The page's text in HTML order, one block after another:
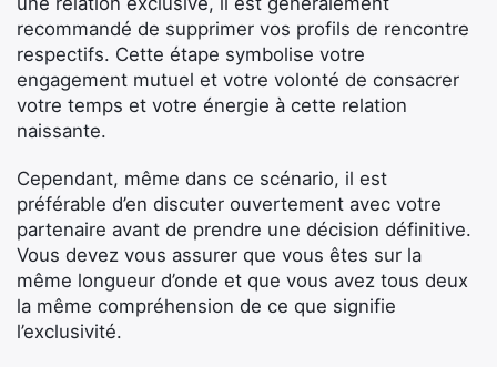
recommandé de supprimer vos profils de rencontre
respectifs. Cette étape symbolise votre
engagement mutuel et votre volonté de consacrer
votre temps et votre énergie à cette relation
naissante.
Cependant, même dans ce scénario, il est
préférable d’en discuter ouvertement avec votre
partenaire avant de prendre une décision définitive.
Vous devez vous assurer que vous êtes sur la
même longueur d’onde et que vous avez tous deux
la même compréhension de ce que signifie
l’exclusivité.